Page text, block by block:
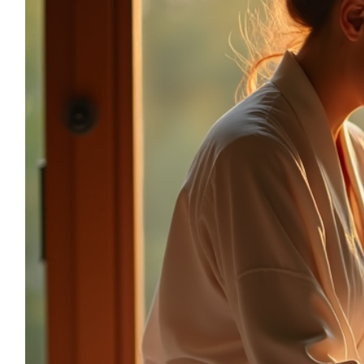
sonia.reiki50@gmail.com